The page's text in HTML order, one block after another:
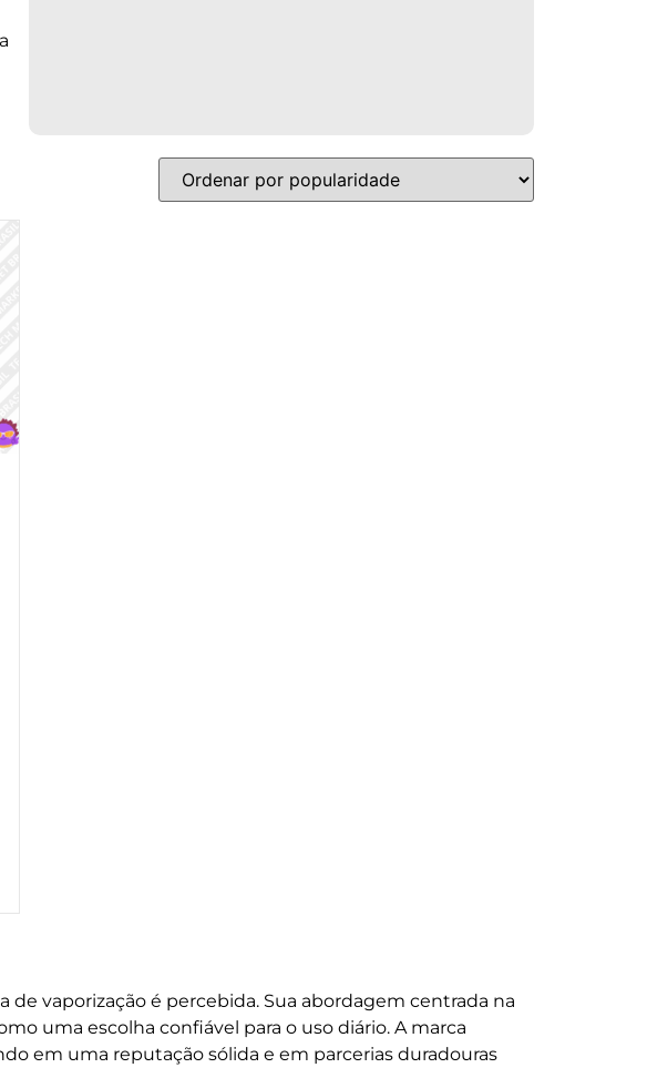
vaporização é percebida. Sua abordagem centrada na
uma escolha confiável para o uso diário. A marca
em uma reputação sólida e em parcerias duradouras